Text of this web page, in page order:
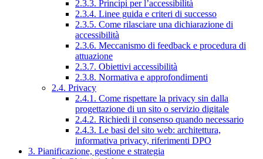
2.3.3. Principi per l’accessibilità
2.3.4. Linee guida e criteri di successo
2.3.5. Come rilasciare una dichiarazione di
accessibilità
2.3.6. Meccanismo di feedback e procedura di
attuazione
2.3.7. Obiettivi accessibilità
2.3.8. Normativa e approfondimenti
2.4. Privacy
2.4.1. Come rispettare la privacy sin dalla
progettazione di un sito o servizio digitale
2.4.2. Richiedi il consenso quando necessario
2.4.3. Le basi del sito web: architettura,
informativa privacy, riferimenti DPO
3. Pianificazione, gestione e strategia